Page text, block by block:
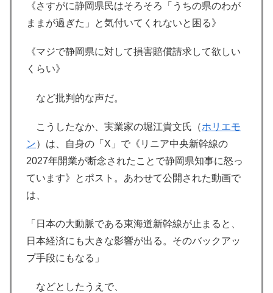
《さすがに静岡県民はそろそろ「うちの県のわが
ままが過ぎた」と気付いてくれないと困る》
《マジで静岡県に対して損害賠償請求して欲しい
くらい》
など批判的な声だ。
こうしたなか、実業家の堀江貴文氏（ホリエモ
ン）は、自身の「X」で《リニア中央新幹線の
2027年開業が断念されたことで静岡県知事に怒っ
ています》とポスト。あわせて公開された動画で
は、
「日本の大動脈である東海道新幹線が止まると、
日本経済にも大きな影響が出る。そのバックアッ
プ手段にもなる」
などとしたうえで、